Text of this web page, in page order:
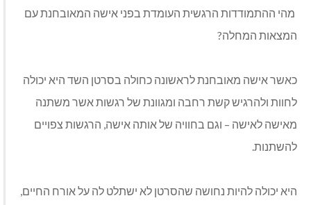
מהי ההתמודדות הרגשית העומדת בפני אישה המאובחנת עם
המצאות המחלה?
כאשר אישה מאובחנת לראשונה כחולה בסרטן השד היא יכולה
לחוות ולהרגיש קשת רחבה ומגוונת של רגשות אשר משתנה
מאישה לאישה – וגם בחוויה של אותה אישה, הרגשות צפויים
להשתנות.
היא יכולה להיות נחושה שהסרטן לא ישתלט לה על אורח החיים,